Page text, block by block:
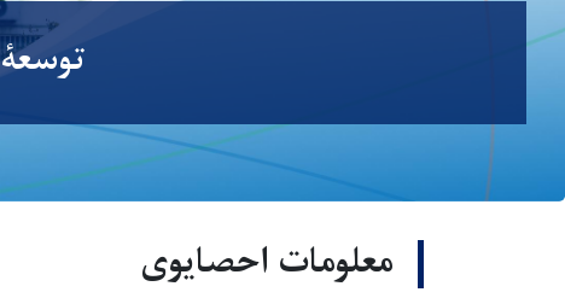
معلومات احصایوی